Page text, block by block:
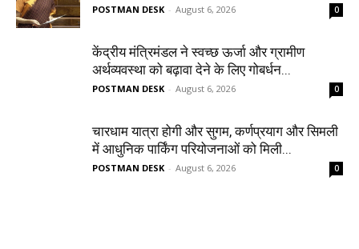
POSTMAN DESK - August 6, 2026 0
केंद्रीय मंत्रिमंडल ने स्वच्छ ऊर्जा और ग्रामीण
अर्थव्यवस्था को बढ़ावा देने के लिए गोबर्धन...
POSTMAN DESK - August 6, 2026 0
चारधाम यात्रा होगी और सुगम, कर्णप्रयाग और सिमली
में आधुनिक पार्किंग परियोजनाओं को मिली...
POSTMAN DESK - August 6, 2026 0